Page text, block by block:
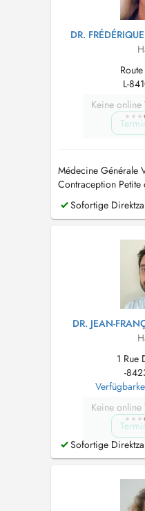
DR.
L-
Keine online
Médecine Générale
Contraception
Permis de conduire
Sofortige
DR. JEAN-
1 Rue
-
Keine online
Sofortige